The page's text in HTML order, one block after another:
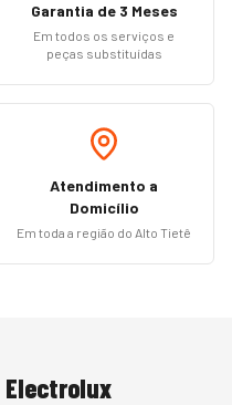
Garantia de 3 Meses
Em todos os serviços e
peças substituídas
Atendimento a
Domicílio
Em toda a região do Alto Tietê
Electrolux